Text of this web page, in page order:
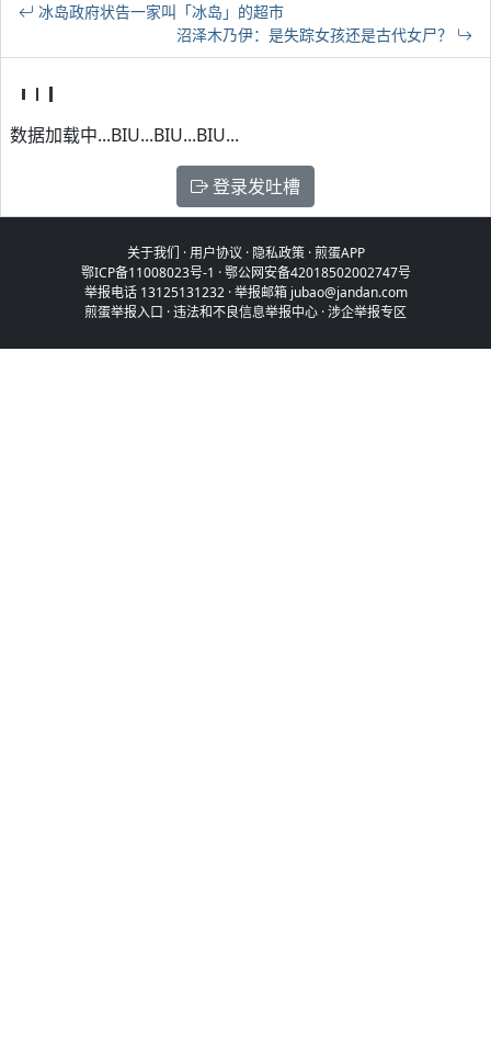
冰岛政府状告一家叫「冰岛」的超市
沼泽木乃伊：是失踪女孩还是古代女尸？
数据加载中...BIU...BIU...BIU...
登录发吐槽
关于我们 ·用户协议 · 隐私政策·煎蛋APP
鄂ICP备11008023号-1 ·鄂公网安备42018502002747号
举报电话 13125131232 · 举报邮箱 jubao@jandan.com
煎蛋举报入口 ·违法和不良信息举报中心 ·涉企举报专区